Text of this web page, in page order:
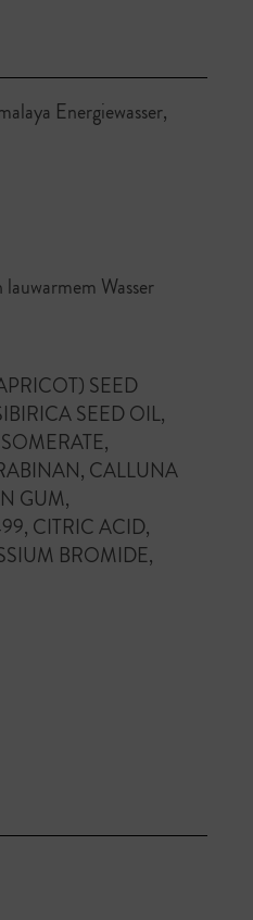
Energiewasser,
Wasser
SEED
SEED OIL,
CALLUNA
GUM,
CITRIC ACID,
BROMIDE,